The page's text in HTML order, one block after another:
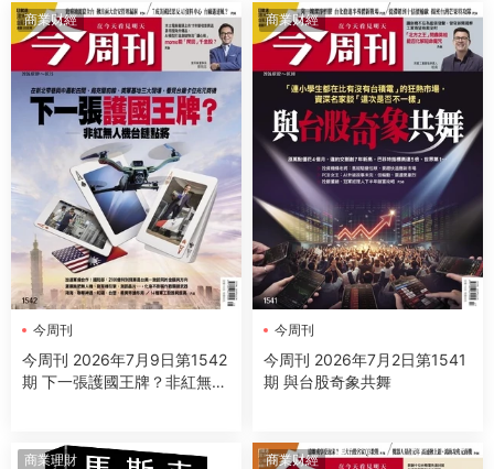
商業财經
今周刊
今周刊 2026年7月9日第1542
期 下一張護國王牌？非紅無人
商業财經
今周刊
今周刊 2026年7月2日第1541
期 與台股奇象共舞
商業理財 商業财經